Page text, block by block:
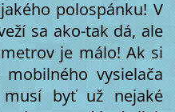
polospánku! V
sa ako-tak dá, ale
je málo! Ak si
vysielača
byť už nejaké